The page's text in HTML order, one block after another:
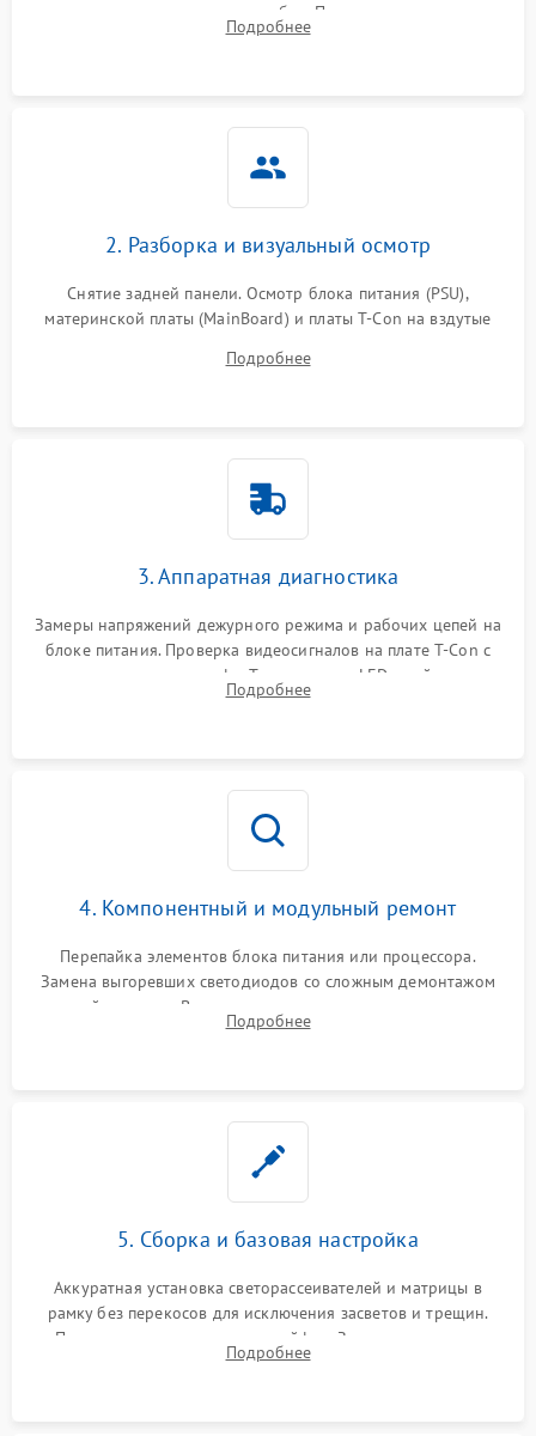
подсветки и индикаторов ошибок. Подключение тестовых
источников сигнала для выявления симптомов поломки.
Подробнее
2. Разборка и визуальный осмотр
Снятие задней панели. Осмотр блока питания (PSU),
материнской платы (MainBoard) и платы T-Con на вздутые
Проверка надежности фиксации и целостности шлейфов.
Подробнее
3. Аппаратная диагностика
Замеры напряжений дежурного режима и рабочих цепей на
блоке питания. Проверка видеосигналов на плате T-Con с
помощью осциллографа. Тестирование LED-драйвера и
светодиодных планок подсветки мультиметром.
Подробнее
4. Компонентный и модульный ремонт
Перепайка элементов блока питания или процессора.
Замена выгоревших светодиодов со сложным демонтажом
хрупкой матрицы. Восстановление поврежденных дорожек,
прошивка микросхем памяти EEPROM
Подробнее
5. Сборка и базовая настройка
Аккуратная установка светорассеивателей и матрицы в
рамку без перекосов для исключения засветов и трещин.
Подключение внутренних шлейфов. Закрытие корпуса.
Сброс настроек и обновление программного обеспечения.
Подробнее